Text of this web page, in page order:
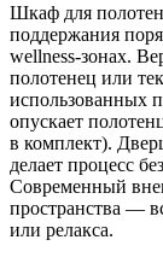
Шкаф для
поддержания
wellness‑зонах.
полотенец или
использованных
опускает
в комплект).
делает процесс
Современный
пространства —
или релакса.